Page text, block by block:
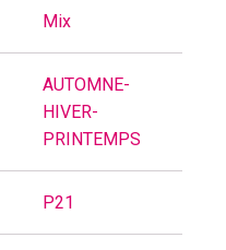
Mix
AUTOMNE-
HIVER-
PRINTEMPS
P21